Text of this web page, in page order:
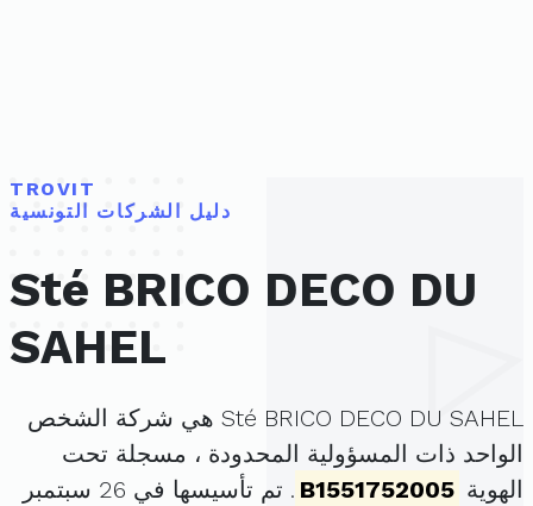
TROVIT
دليل الشركات التونسية
Sté BRICO DECO DU
SAHEL
Sté BRICO DECO DU SAHEL هي شركة الشخص
الواحد ذات المسؤولية المحدودة ، مسجلة تحت
الهوية B1551752005
. تم تأسيسها في 26 سبتمبر